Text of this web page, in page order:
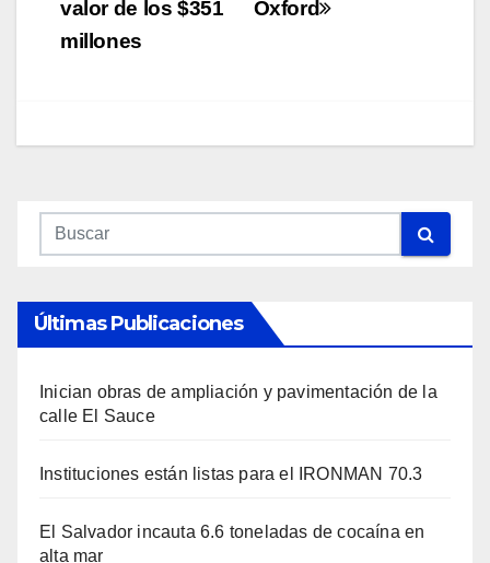
Oxford
valor de los $351
millones
Últimas Publicaciones
Inician obras de ampliación y pavimentación de la
calle El Sauce
Instituciones están listas para el IRONMAN 70.3
El Salvador incauta 6.6 toneladas de cocaína en
alta mar